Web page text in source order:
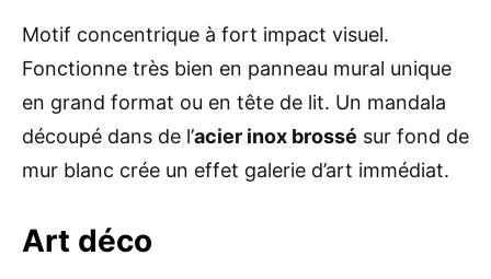
Motif concentrique à fort impact visuel.
Fonctionne très bien en panneau mural unique
en grand format ou en tête de lit. Un mandala
découpé dans de l’acier inox brossé sur fond de
mur blanc crée un effet galerie d’art immédiat.
Art déco